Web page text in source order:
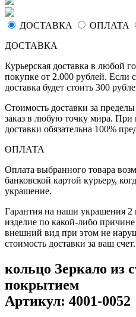
ДОСТАВКА ОПЛАТА
ДОСТАВКА
Курьерская доставка в любой
покупке от 2.000 рублей. Если
доставка будет стоить 300
Стоимость доставки за
заказ в любую точку мира.
доставки обязательна 100%
ОПЛАТА
Оплата выбранного товара
банковской картой курьеру,
украшение.
Гарантия на наши украшения 2
изделие по какой-либо
внешний вид при этом не
стоимость доставки за ваш счет.
кольцо Зеркало из
покрытием
Артикул: 4001-0052